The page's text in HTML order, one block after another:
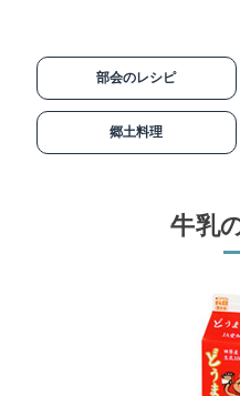
部会のレシピ
郷土料理
牛乳